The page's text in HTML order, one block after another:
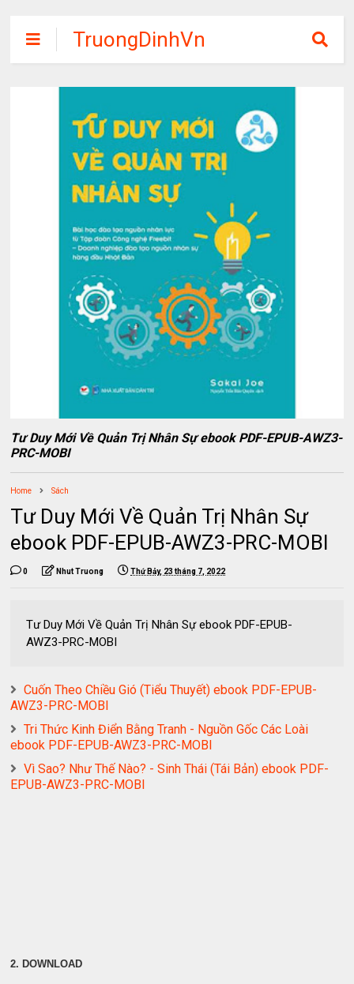
TruongDinhVn
Chia sẽ ebook,
các khóa học,
phần mềm học
tập miễn phí
Tư Duy Mới Về Quản Trị Nhân Sự ebook PDF-EPUB-AWZ3-
PRC-MOBI
Home Sách
Tư Duy Mới Về Quản Trị Nhân Sự
ebook PDF-EPUB-AWZ3-PRC-MOBI
0 Nhut Truong Thứ Bảy, 23 tháng 7, 2022
Tư Duy Mới Về Quản Trị Nhân Sự ebook PDF-EPUB-
AWZ3-PRC-MOBI
Cuốn Theo Chiều Gió (Tiểu Thuyết) ebook PDF-EPUB-
AWZ3-PRC-MOBI
Tri Thức Kinh Điển Bằng Tranh - Nguồn Gốc Các Loài
ebook PDF-EPUB-AWZ3-PRC-MOBI
Vì Sao? Như Thế Nào? - Sinh Thái (Tái Bản) ebook PDF-
EPUB-AWZ3-PRC-MOBI
2. DOWNLOAD